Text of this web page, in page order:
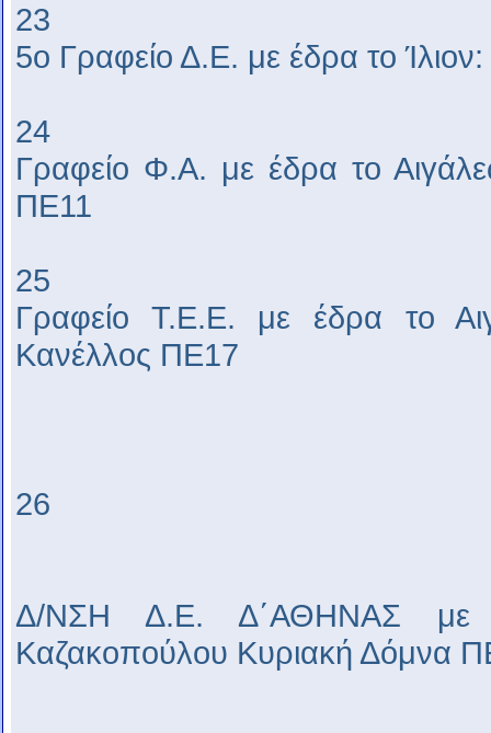
23
5ο Γραφείο Δ.Ε. με έδρα το
24
Γραφείο Φ.Α. με έδρα το
ΠΕ11
25
Γραφείο Τ.Ε.Ε. με έδρα το
Κανέλλος ΠΕ17
26
Δ/ΝΣΗ Δ.Ε. Δ΄ΑΘΗΝΑΣ
Καζακοπούλου Κυριακή Δόμνα